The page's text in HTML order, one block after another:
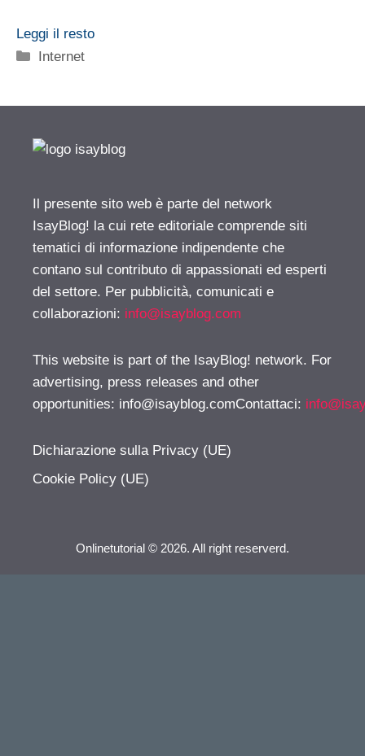
Leggi il resto
Categorie
Internet
Il presente sito web è parte del network
IsayBlog! la cui rete editoriale comprende siti
tematici di informazione indipendente che
contano sul contributo di appassionati ed esperti
del settore. Per pubblicità, comunicati e
collaborazioni: info@isayblog.com
This website is part of the IsayBlog! network. For
advertising, press releases and other
opportunities: info@isayblog.comContattaci:
Dichiarazione sulla Privacy (UE)
Cookie Policy (UE)
Onlinetutorial © 2026. All right reserverd.